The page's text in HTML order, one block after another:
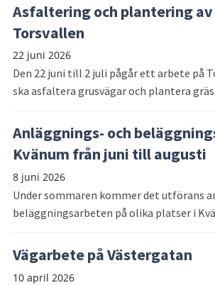
Asfaltering och plantering av
Torsvallen
22 juni 2026
Den 22 juni till 2 juli pågår ett arbete på
ska asfaltera grusvägar och plantera gräs.
Anläggnings- och
Kvänum från juni till augusti
8 juni 2026
Under sommaren kommer det utförans
beläggningsarbeten på olika platser i
Vägarbete på Västergatan
10 april 2026